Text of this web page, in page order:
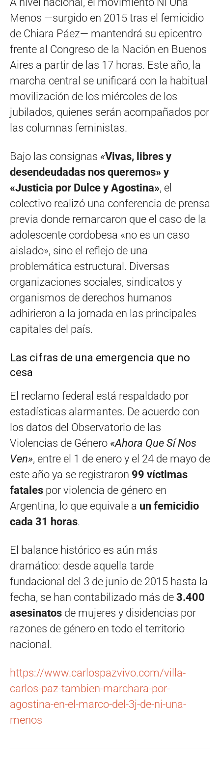
Menos —surgido en 2015 tras el femicidio
de Chiara Páez— mantendrá su epicentro
frente al Congreso de la Nación en Buenos
Aires a partir de las 17 horas. Este año, la
marcha central se unificará con la habitual
movilización de los miércoles de los
jubilados, quienes serán acompañados por
las columnas feministas.
Bajo las consignas «Vivas, libres y
desendeudadas nos queremos» y
«Justicia por Dulce y Agostina», el
colectivo realizó una conferencia de prensa
previa donde remarcaron que el caso de la
adolescente cordobesa «no es un caso
aislado», sino el reflejo de una
problemática estructural. Diversas
organizaciones sociales, sindicatos y
organismos de derechos humanos
adhirieron a la jornada en las principales
capitales del país.
Las cifras de una emergencia que no
cesa
El reclamo federal está respaldado por
estadísticas alarmantes. De acuerdo con
los datos del Observatorio de las
Violencias de Género «Ahora Que Sí Nos
Ven», entre el 1 de enero y el 24 de mayo de
este año ya se registraron 99 víctimas
fatales por violencia de género en
Argentina, lo que equivale a un femicidio
cada 31 horas.
El balance histórico es aún más
dramático: desde aquella tarde
fundacional del 3 de junio de 2015 hasta la
fecha, se han contabilizado más de 3.400
asesinatos de mujeres y disidencias por
razones de género en todo el territorio
nacional.
https://www.carlospazvivo.com/villa-
carlos-paz-tambien-marchara-por-
agostina-en-el-marco-del-3j-de-ni-una-
menos